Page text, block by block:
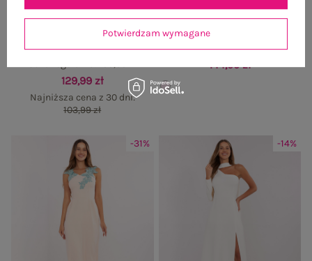
Czarna welurowa sukienka
129,99 zł
Najniższa cena z 30 dni:
103,99 zł
Jasnoróżowa sukienka wieczorowa z
144,99 zł
-31% -14%
Potwierdzam wymagane